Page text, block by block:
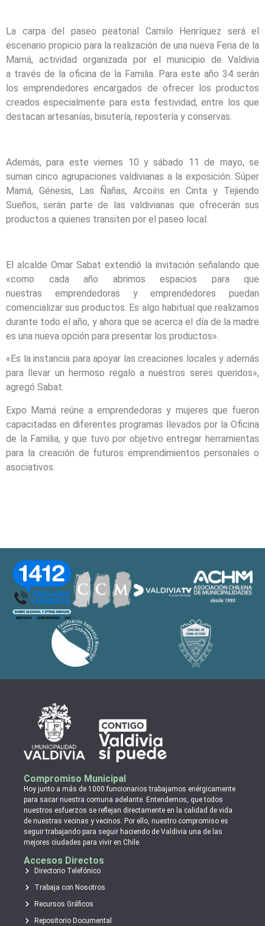
La carpa del paseo peatonal Camilo Henríquez será el
escenario propicio para la realización de una nueva Feria de la
Mamá, actividad organizada por el municipio de Valdivia
a través de la oficina de la Familia. Para este año 34 serán
los emprendedores encargados de ofrecer los productos
creados especialmente para esta festividad, entre los que
destacan artesanías, bisutería, repostería y conservas.
Además, para este viernes 10 y sábado 11 de mayo, se
suman cinco agrupaciones valdivianas a la exposición. Súper
Mamá, Génesis, Las Ñañas, Arcoíris en Cinta y Tejiendo
Sueños, serán parte de las valdivianas que ofrecerán sus
productos a quienes transiten por el paseo local.
El alcalde Omar Sabat extendió la invitación señalando que
«como cada año abrimos espacios para que
nuestras emprendedoras y emprendedores puedan
comencializar sus productos. Es algo habitual que realizamos
durante todo el año, y ahora que se acerca el día de la madre
es una nueva opción para presentar los productos».
«Es la instancia para apoyar las creaciones locales y además
para llevar un hermoso regalo a nuestros seres queridos»,
agregó Sabat.
Expo Mamá reúne a emprendedoras y mujeres que fueron
capacitadas en diferentes programas llevados por la Oficina
de la Familia, y que tuvo por objetivo entregar herramientas
para la creación de futuros emprendimientos personales o
asociativos.
Compromiso Municipal
Hoy junto a más de 1000 funcionarios trabajamos enérgicamente
para sacar nuestra comuna adelante. Entendemos, que todos
nuestros esfuerzos se reflejan directamente en la calidad de vida
de nuestras vecinas y vecinos. Por ello, nuestro compromiso es
seguir trabajando para seguir haciendo de Valdivia una de las
mejores ciudades para vivir en Chile.
Accesos Directos
Directorio Telefónico
Trabaja con Nosotros
Recursos Gráficos
Repositorio Documental